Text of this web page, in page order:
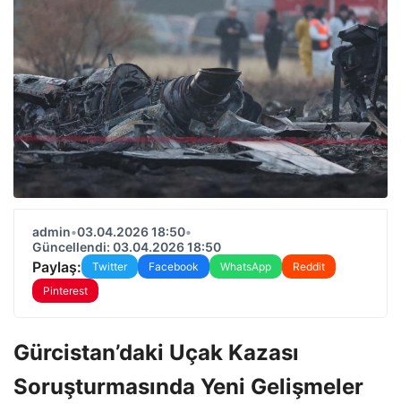
admin•03.04.2026 18:50•
Güncellendi: 03.04.2026 18:50
Paylaş: Twitter Facebook WhatsApp
Reddit
Pinterest
Gürcistan’daki Uçak Kazası
Soruşturmasında Yeni Gelişmeler